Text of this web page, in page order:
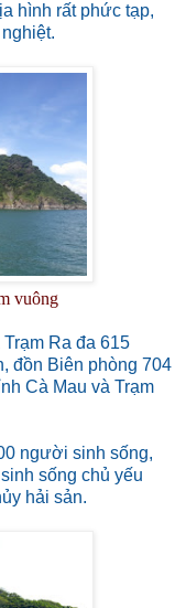
hình rất phức tạp,
vuông
Ra đa 615
đồn Biên phòng 704
Cà Mau và Trạm
người sinh sống,
sống chủ yếu
hải sản.